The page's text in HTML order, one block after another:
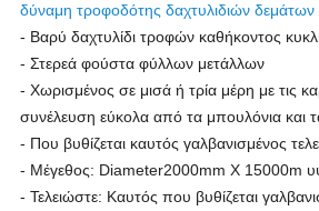
δύναμη τροφοδότης δαχτυλιδιών
- Βαρύ δαχτυλίδι τροφών καθήκοντος
- Στερεά φούστα φύλλων μετάλλων
- Χωρισμένος σε μισά ή τρία μέρη με τις
συνέλευση εύκολα από τα μπουλόνια και
- Που βυθίζεται καυτός γαλβανισμένος
- Μέγεθος: Diameter2000mm Χ 15000m
- Τελειώστε: Καυτός που βυθίζεται